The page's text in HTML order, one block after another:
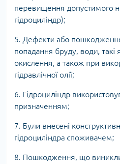
перевищення допустимого
гідроциліндр);
5. Дефекти або
попадання бруду, води, такі
окислення, а також при
гідравлічної олії;
6. Гідроциліндр
призначенням;
7. Були внесені
гідроциліндра споживачем;
8. Пошкодження, що